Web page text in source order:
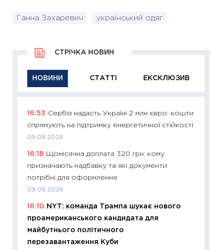
Ганна Захаревич український одяг
НОВИНИ СТАТТІ ЕКСКЛЮЗИВ
СТРІЧКА НОВИН
16:53 Сербія надасть Україні 2 млн євро: кошти
спрямують на підтримку енергетичної стійкості
09.08.2026
16:18
Щомісячна доплата 320 грн: кому
призначають надбавку та які документи
потрібні для оформлення
09.08.2026
16:10 NYT: команда Трампа шукає нового
проамериканського кандидата для
майбутнього політичного
перезавантаження Куби